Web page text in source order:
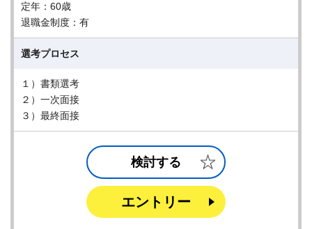
定年：60歳
退職金制度：有
選考プロセス
１）書類選考
２）一次面接
３）最終面接
検討する
エントリー